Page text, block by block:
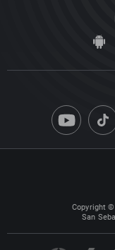
Copyright ©
San